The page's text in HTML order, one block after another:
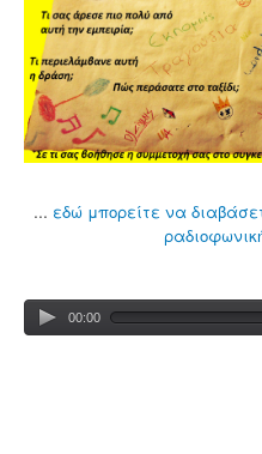
... εδώ μπορείτε να
00:00